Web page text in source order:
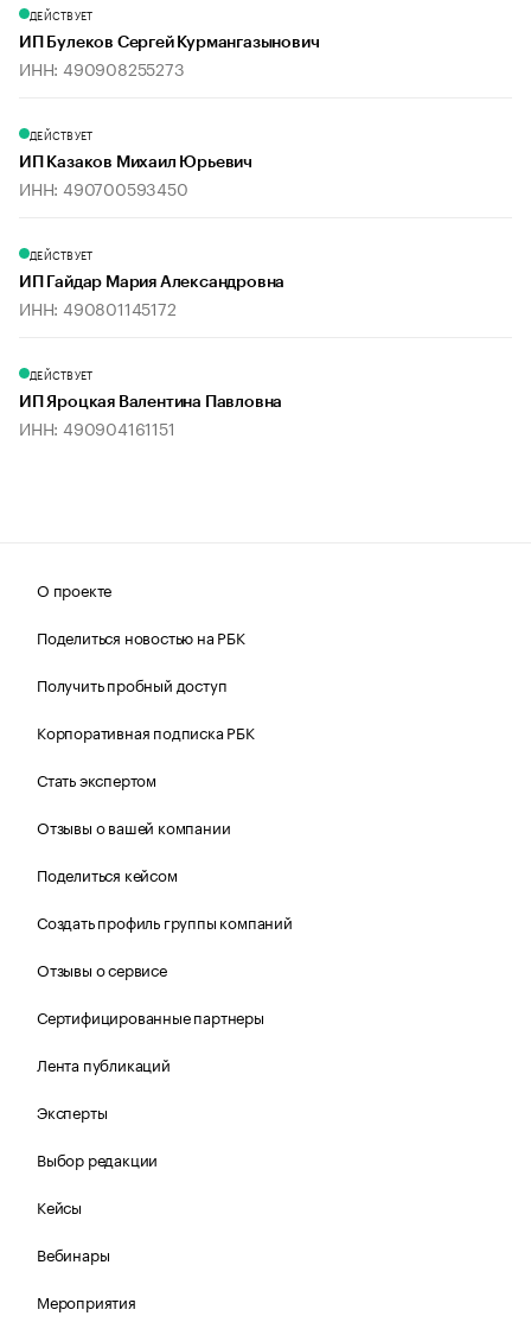
ДЕЙСТВУЕТ
ИП Булеков Сергей Курмангазынович
ИНН: 490908255273
ДЕЙСТВУЕТ
ИП Казаков Михаил Юрьевич
ИНН: 490700593450
ДЕЙСТВУЕТ
ИП Гайдар Мария Александровна
ИНН: 490801145172
ДЕЙСТВУЕТ
ИП Яроцкая Валентина Павловна
ИНН: 490904161151
О проекте
Поделиться новостью на РБК
Получить пробный доступ
Корпоративная подписка РБК
Стать экспертом
Отзывы о вашей компании
Поделиться кейсом
Создать профиль группы компаний
Отзывы о сервисе
Сертифицированные партнеры
Лента публикаций
Эксперты
Выбор редакции
Кейсы
Вебинары
Мероприятия